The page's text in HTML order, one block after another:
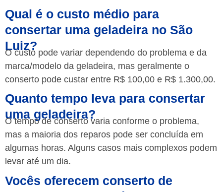
Qual é o custo médio para
consertar uma geladeira no São
Luiz?
O custo pode variar dependendo do problema e da
marca/modelo da geladeira, mas geralmente o
conserto pode custar entre R$ 100,00 e R$ 1.300,00.
Quanto tempo leva para consertar
uma geladeira?
O tempo de conserto varia conforme o problema,
mas a maioria dos reparos pode ser concluída em
algumas horas. Alguns casos mais complexos podem
levar até um dia.
Vocês oferecem conserto de